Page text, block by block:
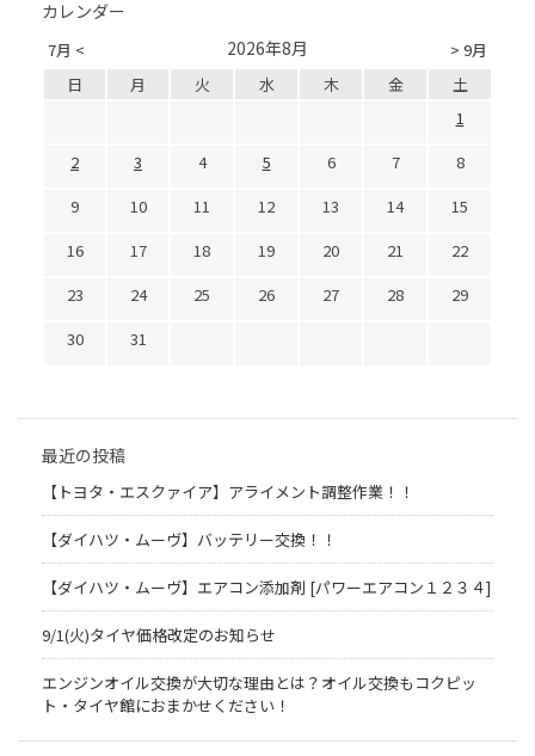
カレンダー
7月 < > 9月
2026年8月
日 月 火 水 木 金
土
1
2
3 4 5 6 7
8
9
10 11 12 13 14
15
16
17 18 19 20 21
22
23
24 25 26 27 28
29
30
31
最近の投稿
【トヨタ・エスクァイア】アライメント調整作業！！
【ダイハツ・ムーヴ】バッテリー交換！！
【ダイハツ・ムーヴ】エアコン添加剤 [パワーエアコン１２３４]
9/1(火)タイヤ価格改定のお知らせ
エンジンオイル交換が大切な理由とは？オイル交換もコクピッ
ト・タイヤ館におまかせください！